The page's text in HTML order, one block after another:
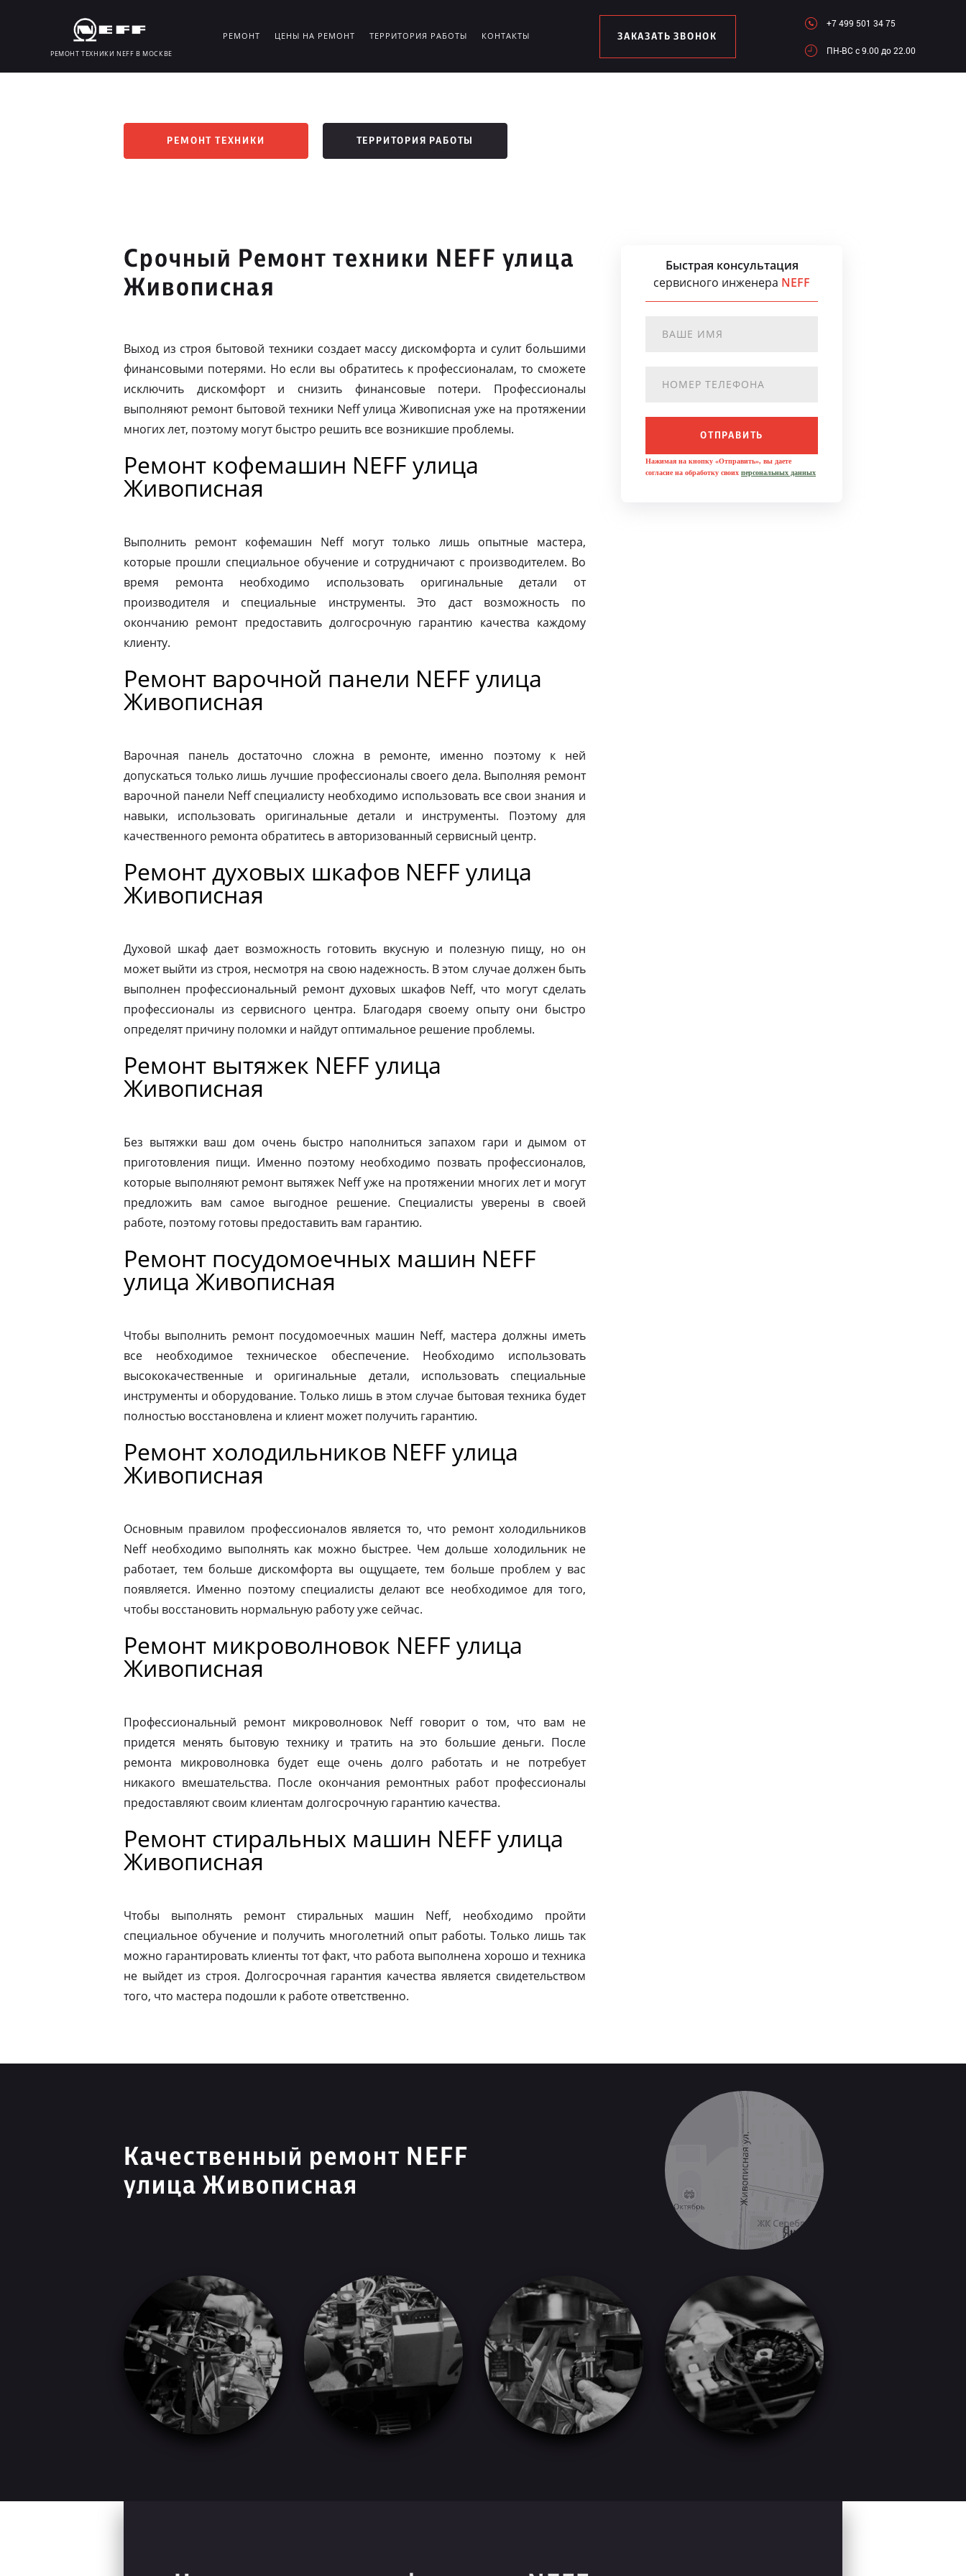
РЕМОНТ ТЕХНИКИ NEFF В МОСКВЕ
РЕМОНТ ЦЕНЫ НА РЕМОНТ ТЕРРИТОРИЯ РАБОТЫ КОНТАКТЫ ЗАКАЗАТЬ ЗВОНОК
+7 499 501 34 75
ПН-ВC c 9.00 до 22.00
РЕМОНТ ТЕХНИКИ ТЕРРИТОРИЯ РАБОТЫ
Срочный Ремонт техники NEFF улица
Живописная
Выход из строя бытовой техники создает массу дискомфорта и сулит большими
финансовыми потерями. Но если вы обратитесь к профессионалам, то сможете
исключить дискомфорт и снизить финансовые потери. Профессионалы
выполняют ремонт бытовой техники Neff улица Живописная уже на протяжении
многих лет, поэтому могут быстро решить все возникшие проблемы.
Ремонт кофемашин NEFF улица
Живописная
Выполнить ремонт кофемашин Neff могут только лишь опытные мастера,
которые прошли специальное обучение и сотрудничают с производителем. Во
время ремонта необходимо использовать оригинальные детали от
производителя и специальные инструменты. Это даст возможность по
окончанию ремонт предоставить долгосрочную гарантию качества каждому
клиенту.
Ремонт варочной панели NEFF улица
Живописная
Варочная панель достаточно сложна в ремонте, именно поэтому к ней
допускаться только лишь лучшие профессионалы своего дела. Выполняя ремонт
варочной панели Neff специалисту необходимо использовать все свои знания и
навыки, использовать оригинальные детали и инструменты. Поэтому для
качественного ремонта обратитесь в авторизованный сервисный центр.
Ремонт духовых шкафов NEFF улица
Живописная
Духовой шкаф дает возможность готовить вкусную и полезную пищу, но он
может выйти из строя, несмотря на свою надежность. В этом случае должен быть
выполнен профессиональный ремонт духовых шкафов Neff, что могут сделать
профессионалы из сервисного центра. Благодаря своему опыту они быстро
определят причину поломки и найдут оптимальное решение проблемы.
Ремонт вытяжек NEFF улица
Живописная
Без вытяжки ваш дом очень быстро наполниться запахом гари и дымом от
приготовления пищи. Именно поэтому необходимо позвать профессионалов,
которые выполняют ремонт вытяжек Neff уже на протяжении многих лет и могут
предложить вам самое выгодное решение. Специалисты уверены в своей
работе, поэтому готовы предоставить вам гарантию.
Ремонт посудомоечных машин NEFF
улица Живописная
Чтобы выполнить ремонт посудомоечных машин Neff, мастера должны иметь
все необходимое техническое обеспечение. Необходимо использовать
высококачественные и оригинальные детали, использовать специальные
инструменты и оборудование. Только лишь в этом случае бытовая техника будет
полностью восстановлена и клиент может получить гарантию.
Ремонт холодильников NEFF улица
Живописная
Основным правилом профессионалов является то, что ремонт холодильников
Neff необходимо выполнять как можно быстрее. Чем дольше холодильник не
работает, тем больше дискомфорта вы ощущаете, тем больше проблем у вас
появляется. Именно поэтому специалисты делают все необходимое для того,
чтобы восстановить нормальную работу уже сейчас.
Ремонт микроволновок NEFF улица
Живописная
Профессиональный ремонт микроволновок Neff говорит о том, что вам не
придется менять бытовую технику и тратить на это большие деньги. После
ремонта микроволновка будет еще очень долго работать и не потребует
никакого вмешательства. После окончания ремонтных работ профессионалы
предоставляют своим клиентам долгосрочную гарантию качества.
Ремонт стиральных машин NEFF улица
Живописная
Чтобы выполнять ремонт стиральных машин Neff, необходимо пройти
специальное обучение и получить многолетний опыт работы. Только лишь так
можно гарантировать клиенты тот факт, что работа выполнена хорошо и техника
не выйдет из строя. Долгосрочная гарантия качества является свидетельством
того, что мастера подошли к работе ответственно.
Быстрая консультация
сервисного инженера NEFF
ОТПРАВИТЬ
Нажимая на кнопку «Отправить», вы даете
согласие на обработку своих персональных данных
Качественный ремонт NEFF
улица Живописная